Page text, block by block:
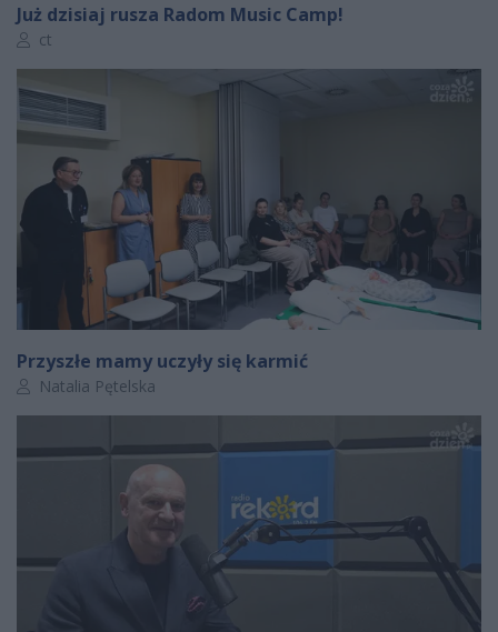
Już dzisiaj rusza Radom Music Camp!
Autor artykułu:
ct
Przyszłe mamy uczyły się karmić
Autor artykułu:
Natalia Pętelska